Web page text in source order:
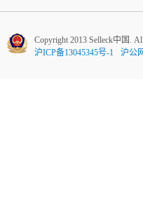
Copyright 2013 Selleck中国.
沪ICP备13045345号-1
沪公